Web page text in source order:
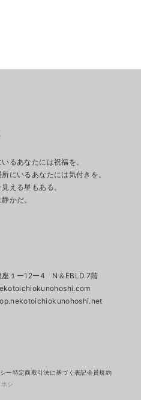
るあなたには祝福を。
にいるあなたには気付きを。
える星もある。
かだ。
座１ー12ー4 N＆EBLD.7階
ー特定商取引法に基づく表記会員規約
シ